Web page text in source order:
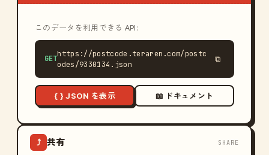
このデータを利用できる API:
GET
https://postcode.teraren.com/postc
odes/9330134.json
⧉
{ } JSON を表示 📖 ドキュメント
⤴ 共有 SHARE